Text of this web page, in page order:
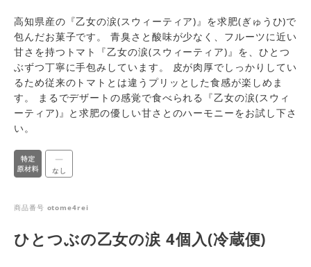
高知県産の『乙女の涙(スウィーティア)』を求肥(ぎゅうひ)で
包んだお菓子です。 青臭さと酸味が少なく、フルーツに近い
甘さを持つトマト『乙女の涙(スウィーティア)』を、ひとつ
ぶずつ丁寧に手包みしています。 皮が肉厚でしっかりしてい
るため従来のトマトとは違うプリッとした食感が楽しめま
す。 まるでデザートの感覚で食べられる『乙女の涙(スウィ
ーティア)』と求肥の優しい甘さとのハーモニーをお試し下さ
い。
商品番号 otome4rei
ひとつぶの乙女の涙 4個入(冷蔵便)